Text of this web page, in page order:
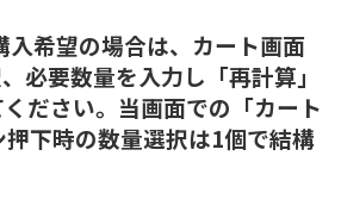
希望の場合は、カート画面
必要数量を入力し「再計算」
ださい。当画面での「カート
下時の数量選択は1個で結構